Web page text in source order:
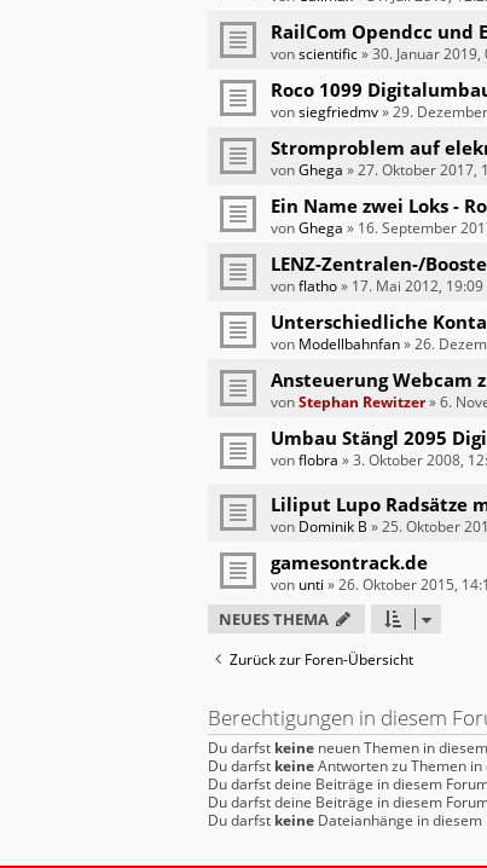
RailCom Opendcc und
vonscientific»30. Januar 2019,
Roco 1099
vonsiegfriedmv»29.
Stromproblem auf
vonGhega »27. Oktober 2017,
Ein Name zwei Loks -
vonGhega » 16. September
LENZ-Zentralen-/
vonflatho» 17. Mai 2012, 19:09
Unterschiedliche
von Modellbahnfan»26.
Ansteuerung Webcam
vonStephan Rewitzer»6.
Umbau Stängl 2095
vonflobra »3. Oktober 2008,
Liliput Lupo Radsätze
von Dominik B »25. Oktober
gamesontrack.de
von unti »26. Oktober 2015,
NEUES THEMA
Zurück zur Foren-Übersicht
Berechtigungen in diesem
Du darfst keine neuen Themen in
Du darfst keineAntworten zu Themen
Du darfst deine Beiträge in diesem
Du darfst deine Beiträge in diesem
Du darfst keine Dateianhänge in